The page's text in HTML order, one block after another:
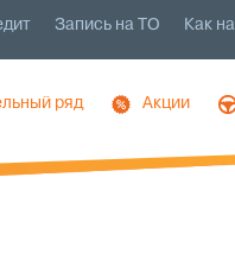
Как
Запись на ТО
Акции
ряд